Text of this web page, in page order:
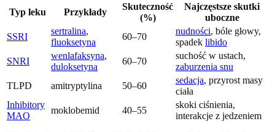
Typ leku Przykłady
Skuteczność
(%)
Najczęstsze skutki
uboczne
SSRI
sertralina,
fluoksetyna
60–70
nudności, bóle głowy,
spadek libido
SNRI
wenlafaksyna,
duloksetyna
60–70
suchość w ustach,
zaburzenia snu
TLPD
amitryptylina 50–60
sedacja, przyrost masy
ciała
Inhibitory
MAO
moklobemid 40–55
skoki ciśnienia,
interakcje z jedzeniem